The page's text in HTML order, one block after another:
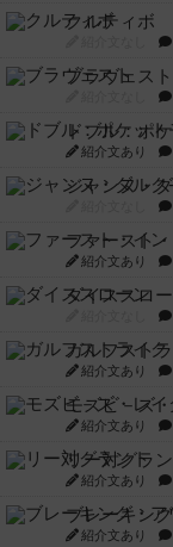
クルティボ
ブラヴェスト
ドブル：ポ
紹介文あり
ジャンヌ・
ファースト
紹介文あり
ダイススロ
ガルフスト
紹介文あり
モズビ－ズ
紹介文あり
リー対グラン
紹介文あり
ブレーキン
紹介文あり